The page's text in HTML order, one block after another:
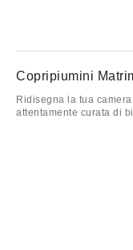
Copripiumini
Ridisegna la tua
attentamente curata di